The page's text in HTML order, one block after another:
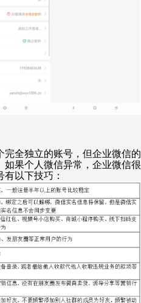
完全独立的账号，但企业微信的
果个人微信异常，企业微信很
以下技巧：